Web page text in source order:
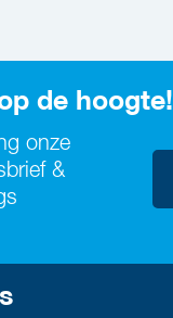
de hoogte!
onze
&